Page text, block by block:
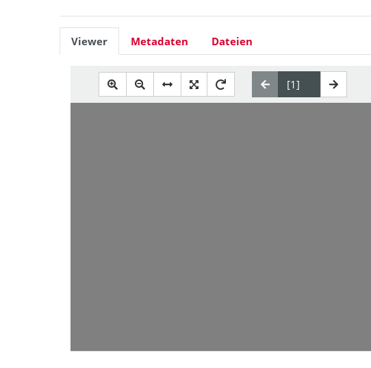
Viewer Metadaten Dateien